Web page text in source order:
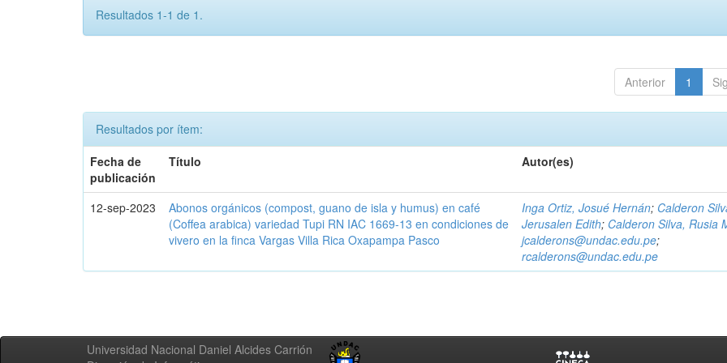
Resultados 1-1 de 1.
Anterior 1
Resultados por ítem:
Fecha de
publicación
Título Autor(es)
12-sep-2023
Abonos orgánicos (compost, guano de isla y humus) en café
(Coffea arabica) variedad Tupi RN IAC 1669-13 en condiciones de
vivero en la finca Vargas Villa Rica Oxapampa Pasco
Inga Ortiz, Josué Hernán; Calderon
Jerusalen Edith; Calderon Silva, Rusia
jcalderons@undac.edu.pe;
rcalderons@undac.edu.pe
Universidad Nacional Daniel Alcides Carrión